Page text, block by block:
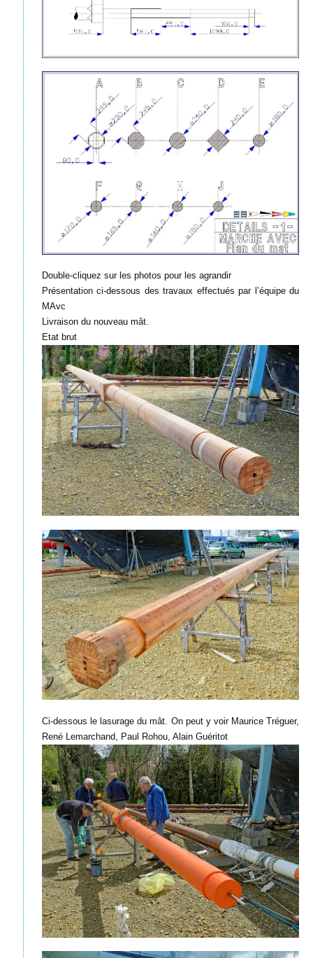
Double-cliquez sur les photos pour les agrandir
Présentation ci-dessous des travaux effectués par l’équipe du
MAvc
Livraison du nouveau mât.
Etat brut
Ci-dessous le lasurage du mât. On peut y voir Maurice Tréguer,
René Lemarchand, Paul Rohou, Alain Guéritot